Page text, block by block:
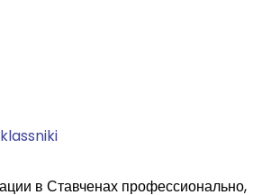
в Ставченах профессионально,